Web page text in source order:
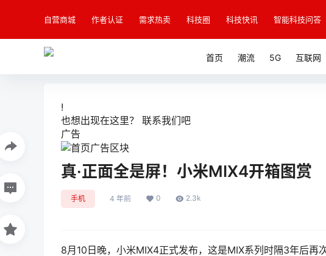
自营商城 作者认证 需求热卖 科技圈 科技快讯 智能科技问答
首页 潮流 5G 互联网
!
也想出现在这里？ 联系我们吧
广告
真·正面全是屏！小米MIX4开箱图赏
手机 4 年前 0 2.3k
8月10日晚，小米MIX4正式发布，这是MIX系列时隔3年后